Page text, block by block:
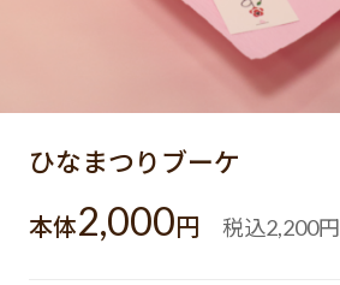
ひなまつりブーケ
本体2,000円 税込2,200円